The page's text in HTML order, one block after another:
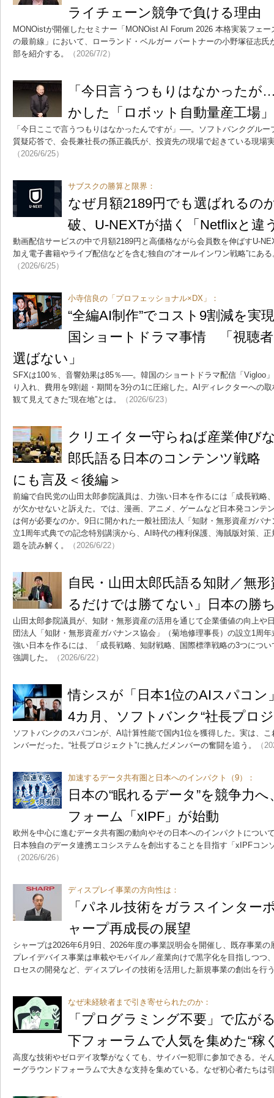
ライチェーン競争で負ける理由
MONOistが開催したセミナー「MONOist AI Forum 2026 本格実装フェ
の最前線」において、ローランド・ベルガー パートナーの小野塚征志
部を紹介する。
（2026/7/2）
「今日言うつもりはなかった
かした「ロボット自動量産工場
「今日ここで言うつもりはなかったんですが」──。ソフトバンクグル
質疑応答で、会長兼社長の孫正義氏が、投資先の現場で起きている現場
（2026/6/25）
サブスクの勝算と限界：
なぜ月額2189円でも選ばれるの
破、U-NEXTが描く「Netflixと違
動画配信サービスの中で月額2189円と高価格ながら会員数を伸ばすU-
加え電子書籍やライブ配信などを含む独自の“オールインワン戦略”にあ
（2026/6/25）
小寺信良の「プロフェッショナル×DX」：
“全編AI制作”でコスト9割減を実
国ショートドラマ事情 「視聴
選ばない」
SFXは100％、音響効果は85％──。韓国のショートドラマ配信「Vigloo
り入れ、費用を9割超・期間を3分の1に圧縮した。AIディレクターへの
観て見えてきた“現在地”とは。
（2026/6/23）
クリエイター守らねば産業伸び
郎氏語る日本のコンテンツ戦略
にも言及＜後編＞
前編で自民党の山田太郎参院議員は、力強い日本を作るには「成長戦略
が欠かせないと訴えた。では、漫画、アニメ、ゲームなど日本発コンテ
は何が必要なのか。9日に開かれた一般社団法人「知財・無形資産ガバ
立1周年式典での記念特別講演から、AI時代の権利保護、海賊版対策、
題を読み解く。
（2026/6/22）
自民・山田太郎氏語る知財／無
るだけでは勝てない」日本の勝
山田太郎参院議員が、知財・無形資産の活用を通じて企業価値の向上や
団法人「知財・無形資産ガバナンス協会」（菊地修理事長）の設立1周
強い日本を作るには、「成長戦略、知財戦略、国際標準戦略の3つにつ
強調した。
（2026/6/22）
情シスが「日本1位のAIスパコ
4カ月、ソフトバンク“社長プロ
ソフトバンクのスパコンが、AI計算性能で国内1位を獲得した。実は、
ンバーだった。“社長プロジェクト”に挑んだメンバーの奮闘を追う。
（
加速するデータ共有圏と日本へのインパクト（9）：
日本の“眠れるデータ”を競争力
フォーム「xIPF」が始動
欧州を中心に進むデータ共有圏の動向やその日本へのインパクトについ
日本独自のデータ連携エコシステムを創出することを目指す「xIPFコン
（2026/6/26）
ディスプレイ事業の方向性は：
「パネル技術をガラスインター
ャープ再成長の展望
シャープは2026年6月9日、2026年度の事業説明会を開催し、既存事業
プレイデバイス事業は車載やモバイル／産業向けで黒字化を目指しつつ
ロセスの開発など、ディスプレイの技術を活用した新規事業の創出を行
なぜ未経験者まで引き寄せられたのか：
「プログラミング不要」で広
下フォーラムで人気を集めた“稼
高度な技術やゼロデイ攻撃がなくても、サイバー犯罪に参加できる。そ
ーグラウンドフォーラムで大きな支持を集めている。なぜ初心者たちは